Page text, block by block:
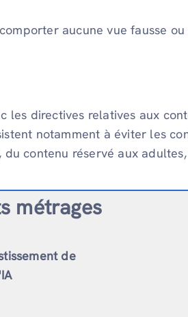
aucune vue fausse
les directives relatives aux
notamment à éviter les
contenu réservé aux
métrages
de